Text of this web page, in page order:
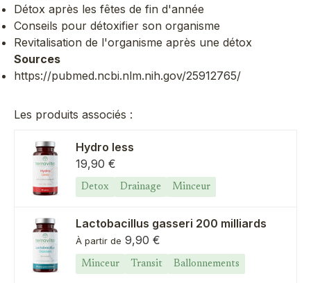
Détox après les fêtes de fin d'année
Conseils pour détoxifier son organisme
Revitalisation de l'organisme après une détox
Sources
https://pubmed.ncbi.nlm.nih.gov/25912765/
Les produits associés :
Hydro less
Prix de vente
19,90 €
Detox Drainage Minceur
Lactobacillus gasseri 200 milliards
Prix de vente
À partir de 9,90 €
Minceur Transit Ballonnements